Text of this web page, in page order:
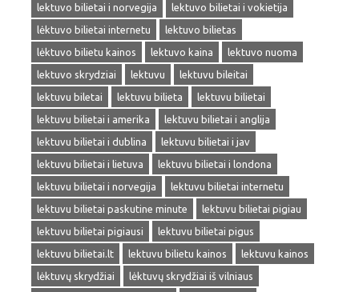
lektuvo bilietai i norvegija
lektuvo bilietai i vokietija
lėktuvo bilietai internetu
lektuvo bilietas
lėktuvo bilietu kainos
lektuvo kaina
lektuvo nuoma
lektuvo skrydziai
lektuvu
lektuvu bileitai
lektuvu biletai
lektuvu bilieta
lektuvu bilietai
lektuvu bilietai i amerika
lektuvu bilietai i anglija
lektuvu bilietai i dublina
lektuvu bilietai i jav
lektuvu bilietai i lietuva
lektuvu bilietai i londona
lektuvu bilietai i norvegija
lektuvu bilietai internetu
lektuvu bilietai paskutine minute
lektuvu bilietai pigiau
lektuvu bilietai pigiausi
lektuvu bilietai pigus
lektuvu bilietai.lt
lektuvu bilietu kainos
lektuvu kainos
lėktuvų skrydžiai
lėktuvų skrydžiai iš vilniaus